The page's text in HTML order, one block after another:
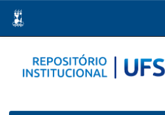
navigation